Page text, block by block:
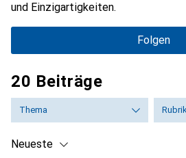
und Einzigartigkeiten.
Folgen
20 Beiträge
Thema
Neueste